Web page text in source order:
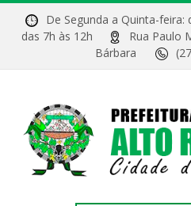
De Segunda a Quinta-feira:
das 7h às 12h
Rua Paulo
Bárbara